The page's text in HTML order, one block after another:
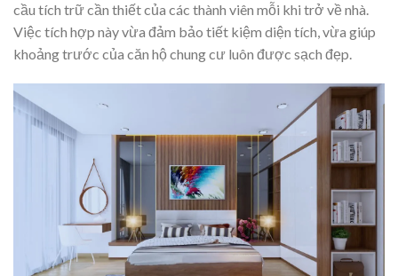
cầu tích trữ cần thiết của các thành viên mỗi khi trở về nhà.
Việc tích hợp này vừa đảm bảo tiết kiệm diện tích, vừa giúp
khoảng trước của căn hộ chung cư luôn được sạch đẹp.